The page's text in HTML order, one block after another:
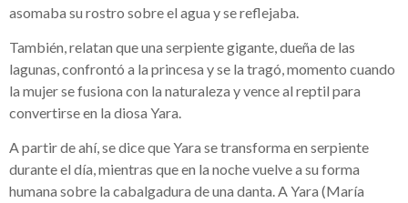
asomaba su rostro sobre el agua y se reflejaba.
También, relatan que una serpiente gigante, dueña de las
lagunas, confrontó a la princesa y se la tragó, momento cuando
la mujer se fusiona con la naturaleza y vence al reptil para
convertirse en la diosa Yara.
A partir de ahí, se dice que Yara se transforma en serpiente
durante el día, mientras que en la noche vuelve a su forma
humana sobre la cabalgadura de una danta. A Yara (María